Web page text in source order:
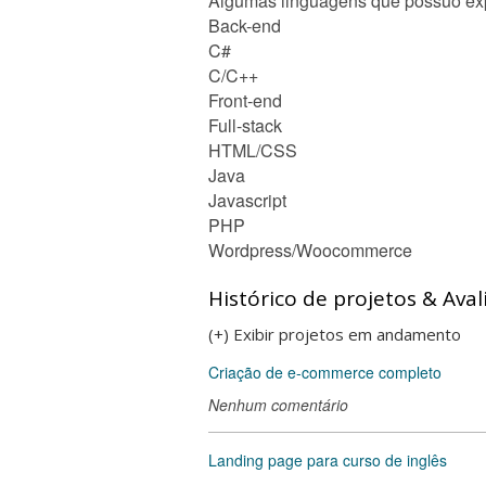
Back-end
C#
C/C++
Front-end
Full-stack
HTML/CSS
Java
Javascript
PHP
Wordpress/Woocommerce
Histórico de projetos &
(+) Exibir projetos em andamento
Criação de e-commerce completo
Nenhum comentário
Landing page para curso de inglês